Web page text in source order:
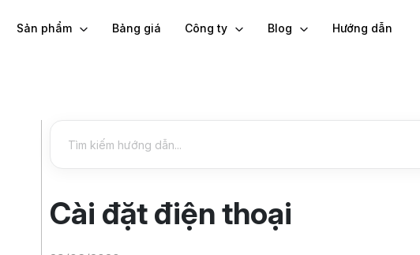
Sản phẩm Bảng giá Công ty Blog Hướng dẫn
Cài đặt điện thoại